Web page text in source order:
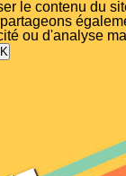
le contenu du
ou d'analyse